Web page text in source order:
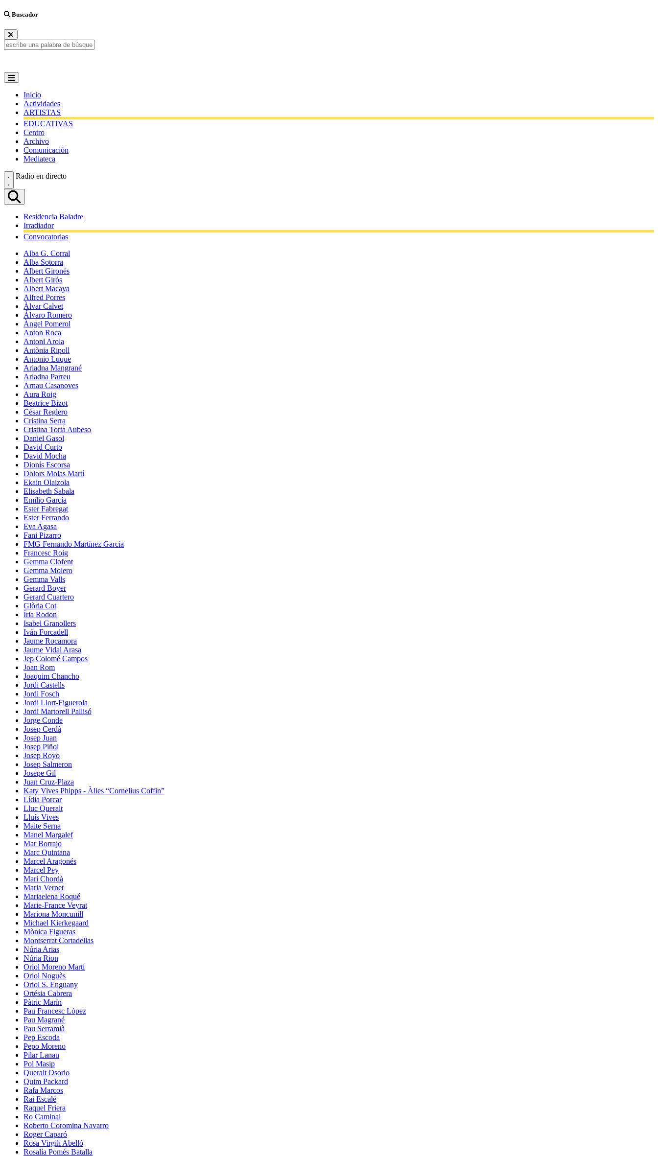
Buscador
Inicio
Actividades
ARTISTAS
EDUCATIVAS
Centro
Archivo
Comunicación
Mediateca
Radio en directo
Residencia Baladre
Irradiador
Convocatorias
Alba G. Corral
Alba Sotorra
Albert Gironès
Albert Girós
Albert Macaya
Alfred Porres
Àlvar Calvet
Álvaro Romero
Àngel Pomerol
Anton Roca
Antoni Arola
Antònia Ripoll
Antonio Luque
Ariadna Mangrané
Ariadna Parreu
Arnau Casanoves
Aura Roig
Beatrice Bizot
César Reglero
Cristina Serra
Cristina Torta Aubeso
Daniel Gasol
David Curto
David Mocha
Dionís Escorsa
Dolors Molas Martí
Ekain Olaizola
Elisabeth Sabala
Emilio García
Ester Fabregat
Ester Ferrando
Eva Agasa
Fani Pizarro
FMG Fernando Martínez García
Francesc Roig
Gemma Clofent
Gemma Molero
Gemma Valls
Gerard Boyer
Gerard Cuartero
Glòria Cot
Íria Rodon
Isabel Granollers
Iván Forcadell
Jaume Rocamora
Jaume Vidal Arasa
Jep Colomé Campos
Joan Rom
Joaquim Chancho
Jordi Castells
Jordi Fosch
Jordi Llort-Figuerola
Jordi Martorell Pallisó
Jorge Conde
Josep Cerdà
Josep Juan
Josep Piñol
Josep Royo
Josep Salmeron
Josepe Gil
Juan Cruz-Plaza
Katy Vives Phipps - Àlies “Cornelius Coffin”
Lídia Porcar
Lluc Queralt
Lluís Vives
Maite Serna
Manel Margalef
Mar Borrajo
Marc Quintana
Marcel Aragonés
Marcel Pey
Mari Chordà
Maria Vernet
Mariaelena Roqué
Marie-France Veyrat
Mariona Moncunill
Michael Kierkegaard
Mònica Figueras
Montserrat Cortadellas
Núria Arias
Núria Rion
Oriol Moreno Martí
Oriol Noguès
Oriol S. Enguany
Ortésia Cabrera
Pàtric Marín
Pau Francesc López
Pau Magrané
Pau Serramià
Pep Escoda
Pepo Moreno
Pilar Lanau
Pol Masip
Queralt Osorio
Quim Packard
Rafa Marcos
Rai Escalé
Raquel Friera
Ro Caminal
Roberto Coromina Navarro
Roger Caparó
Rosa Virgili Abelló
Rosalía Pomés Batalla